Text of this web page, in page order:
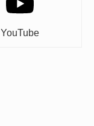
YouTube